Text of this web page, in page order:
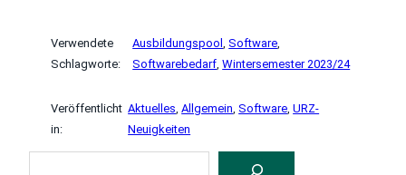
Verwendete
Schlagworte:
Ausbildungspool , Software
Softwarebedarf , Wintersemester 2023/24
Veröffentlicht
in:
Aktuelles , Allgemein , Software , URZ-
Neuigkeiten